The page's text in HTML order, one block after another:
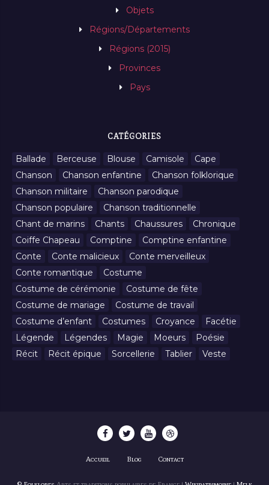
Objets
Régions/Départements
Régions (2015)
Provinces
Pays
CATÉGORIES
Ballade Berceuse Blouse Camisole
Cape
Chanson
Chanson enfantine
Chanson folklorique
Chanson militaire
Chanson parodique
Chanson populaire
Chanson traditionnelle
Chant de marins
Chants Chaussures
Chronique
Coiffe Chapeau
Comptine
Comptine enfantine
Conte
Conte malicieux
Conte merveilleux
Conte romantique
Costume
Costume de cérémonie
Costume de fête
Costume de mariage
Costume de travail
Costume d’enfant
Costumes Croyance
Facétie
Légende
Légendes Magie Moeurs
Poésie
Récit
Récit épique Sorcellerie Tablier Veste
Accueil Blog Contact